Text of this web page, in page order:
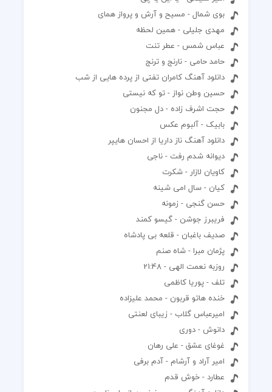
بوی شمال - مسیح و آرش و پرواز همای
مهدی جلیلی - همین لحظه
عباس شمس - عطر تنت
حامد حامی - نارنج و ترنج
دانلود آهنگ کامران تفتی از پرده هایی از شب
حسین وطن نواز - تو که نیستی
حجت اشرف زاده - دل مجنون
بابیک - آلبوم عکس
دانلود آهنگ ناز داریا از احسان هایپر
دیوانه شدم رفت - ناجی
کاویان لازار - شکرت
کیان - سال امی شینه
حسن گنجی - زمونه
فریبرز جوشن - گیسو کمند
صدیف باغبان - قلعه بی پادشاه
پژمان مبرا - شاه صنم
روزبه نعمت الهی - 21:48
تلف - پوریا کاظمی
خنده هاتو قربون - محمد علیزاده
امیرعباس گلاب - زیبای لعنتی
دانوش - دوری
غوغای عشق - علی رهان
امیر آراد و آرشام - آدم برفی
عطارد - خوش قدم